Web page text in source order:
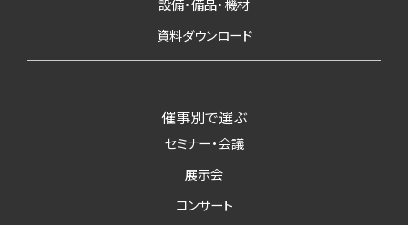
設備・備品・機材
資料ダウンロード
催事別で選ぶ
セミナー・会議
展示会
コンサート